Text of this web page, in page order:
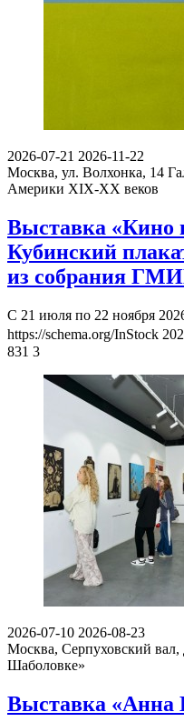
2026-07-21 2026-11-22
Москва, ул. Волхонка, 14
Америки XIX-ХХ веков
Выставка «Кино
Кубинский
из собрания
С 21 июля по 22 ноября
https://schema.org/InStock
831 3
2026-07-10 2026-08-23
Москва, Серпуховский вал,
Шаболовке»
Выставка